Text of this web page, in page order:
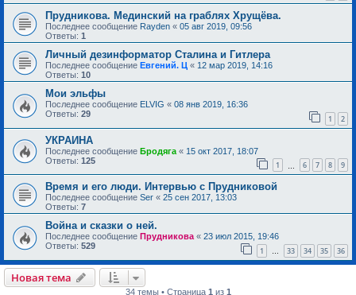
Прудникова. Мединский на граблях Хрущёва.
Последнее сообщение Rayden « 05 авг 2019, 09:56
Ответы: 1
Личный дезинформатор Сталина и Гитлера
Последнее сообщение Евгений. Ц « 12 мар 2019, 14:16
Ответы: 10
Мои эльфы
Последнее сообщение ELVIG « 08 янв 2019, 16:36
Ответы: 29 1 2
УКРАИНА
Последнее сообщение Бродяга « 15 окт 2017, 18:07
Ответы: 125 1 6 7 8 9
Время и его люди. Интервью с Прудниковой
Последнее сообщение Ser « 25 сен 2017, 13:03
Ответы: 7
Война и сказки о ней.
Последнее сообщение Прудникова « 23 июл 2015, 19:46
Ответы: 529 1 … 33 34 35 36
Новая тема
34 темы • Страница 1 из 1